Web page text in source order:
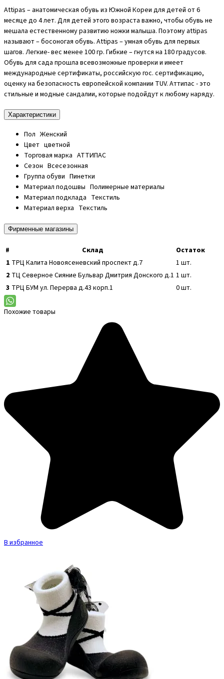
Attipas – анатомическая обувь из Южной Кореи для детей от 6
месяце до 4 лет. Для детей этого возраста важно, чтобы обувь не
мешала естественному развитию ножки малыша. Поэтому attipas
называют – босоногая обувь. Attipas – умная обувь для первых
шагов. Легкие- вес менее 100 гр. Гибкие – гнутся на 180 градусов.
Обувь для сада прошла всевозможные проверки и имеет
международные сертификаты, российскую гос. сертификацию,
оценку на безопасность европейской компании TUV. Аттипас - это
стильные и модные сандалии, которые подойдут к любому наряду.
Характеристики
Пол Женский
Цвет цветной
Торговая марка АТТИПАС
Сезон Всесезонная
Группа обуви Пинетки
Материал подошвы Полимерные материалы
Материал подклада Текстиль
Материал верха Текстиль
Фирменные магазины
# Склад
Остаток
1 ТРЦ Калита Новоясеневский проспект д.7 1 шт.
2 ТЦ Северное Сияние Бульвар Дмитрия Донского д.1 1 шт.
3 ТРЦ БУМ ул. Перерва д.43 корп.1 0шт.
Похожие товары
В избранное